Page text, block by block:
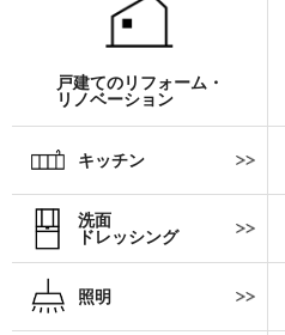
戸建てのリフォーム・
リノベーション
キッチン
洗面
ドレッシング
照明